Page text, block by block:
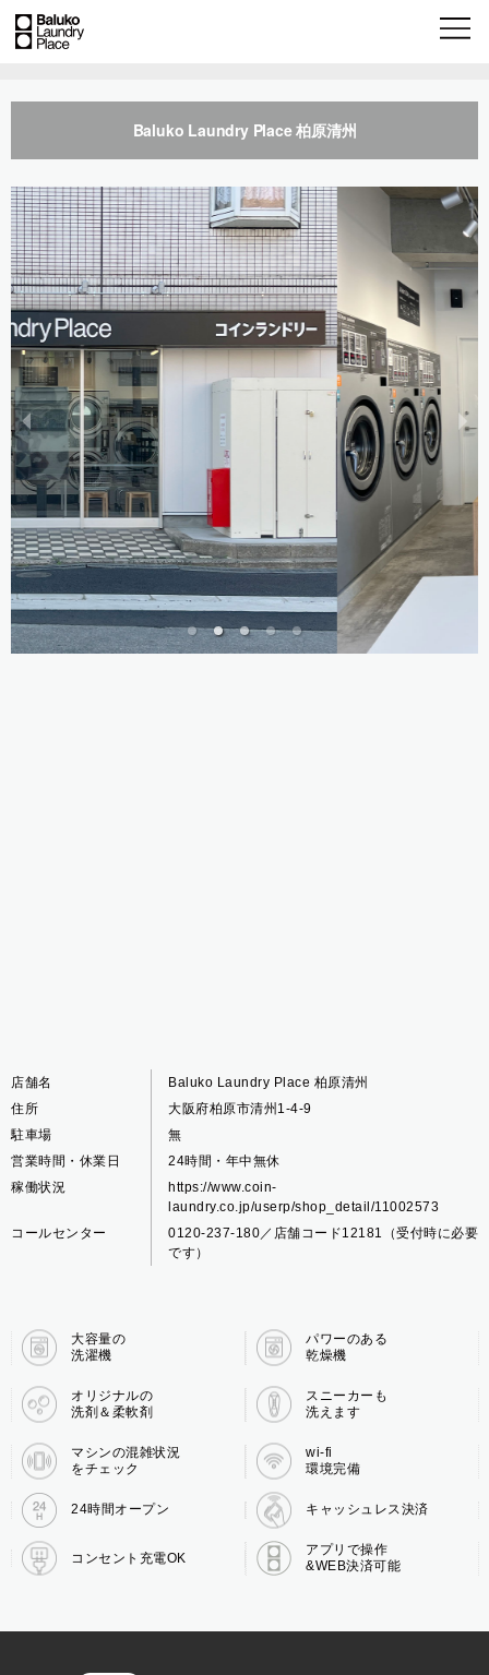
Baluko Laundry Place 柏原清州
店舗名
Baluko Laundry Place 柏原清州
住所
大阪府柏原市清州1-4-9
駐車場
無
営業時間・休業日
24時間・年中無休
稼働状況
https://www.coin-
laundry.co.jp/userp/shop_detail/11002573
コールセンター
0120-237-180／店舗コード12181（受付時に必要
です）
大容量の
洗濯機
パワーのある
乾燥機
オリジナルの
洗剤＆柔軟剤
スニーカーも
洗えます
マシンの混雑状況
をチェック
wi-fi
環境完備
24時間オープン キャッシュレス決済
コンセント充電OK
アプリで操作
&WEB決済可能